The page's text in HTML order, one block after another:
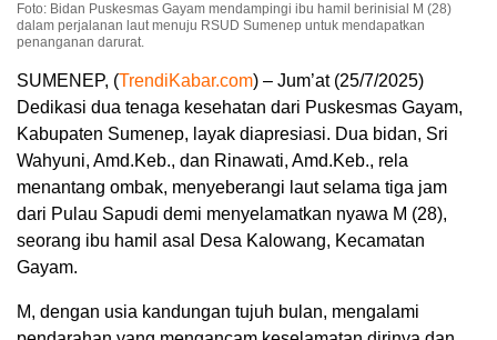
Foto: Bidan Puskesmas Gayam mendampingi ibu hamil berinisial M (28)
dalam perjalanan laut menuju RSUD Sumenep untuk mendapatkan
penanganan darurat.
SUMENEP, (TrendiKabar.com) – Jum’at (25/7/2025)
Dedikasi dua tenaga kesehatan dari Puskesmas Gayam,
Kabupaten Sumenep, layak diapresiasi. Dua bidan, Sri
Wahyuni, Amd.Keb., dan Rinawati, Amd.Keb., rela
menantang ombak, menyeberangi laut selama tiga jam
dari Pulau Sapudi demi menyelamatkan nyawa M (28),
seorang ibu hamil asal Desa Kalowang, Kecamatan
Gayam.
M, dengan usia kandungan tujuh bulan, mengalami